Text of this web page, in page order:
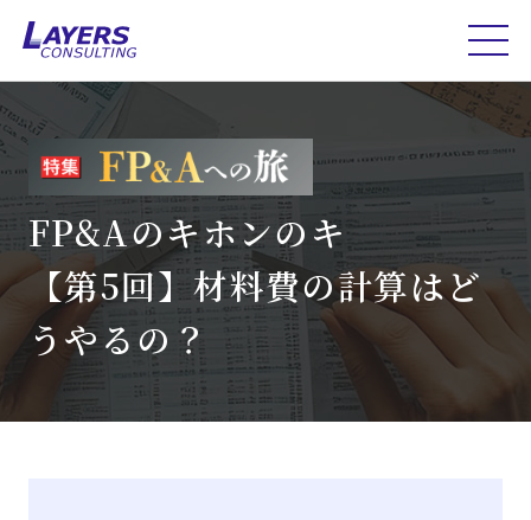
FP&Aのキホンのキ
【第5回】材料費の計算はど
うやるの？